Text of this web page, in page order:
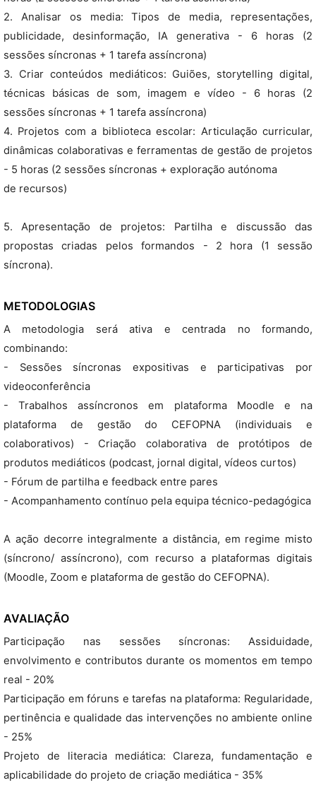
2. Analisar os media: Tipos de media, representações,
publicidade, desinformação, IA generativa - 6 horas (2
sessões síncronas + 1 tarefa assíncrona)
3. Criar conteúdos mediáticos: Guiões, storytelling digital,
técnicas básicas de som, imagem e vídeo - 6 horas (2
sessões síncronas + 1 tarefa assíncrona)
4. Projetos com a biblioteca escolar: Articulação curricular,
dinâmicas colaborativas e ferramentas de gestão de projetos
- 5 horas (2 sessões síncronas + exploração autónoma
de recursos)
5. Apresentação de projetos: Partilha e discussão das
propostas criadas pelos formandos - 2 hora (1 sessão
síncrona).
METODOLOGIAS
A metodologia será ativa e centrada no formando,
combinando:
- Sessões síncronas expositivas e participativas por
videoconferência
- Trabalhos assíncronos em plataforma Moodle e na
plataforma de gestão do CEFOPNA (individuais e
colaborativos) - Criação colaborativa de protótipos de
produtos mediáticos (podcast, jornal digital, vídeos curtos)
- Fórum de partilha e feedback entre pares
- Acompanhamento contínuo pela equipa técnico-pedagógica
A ação decorre integralmente a distância, em regime misto
(síncrono/ assíncrono), com recurso a plataformas digitais
(Moodle, Zoom e plataforma de gestão do CEFOPNA).
AVALIAÇÃO
Participação nas sessões síncronas: Assiduidade,
envolvimento e contributos durante os momentos em tempo
real - 20%
Participação em fóruns e tarefas na plataforma: Regularidade,
pertinência e qualidade das intervenções no ambiente online
- 25%
Projeto de literacia mediática: Clareza, fundamentação e
aplicabilidade do projeto de criação mediática - 35%